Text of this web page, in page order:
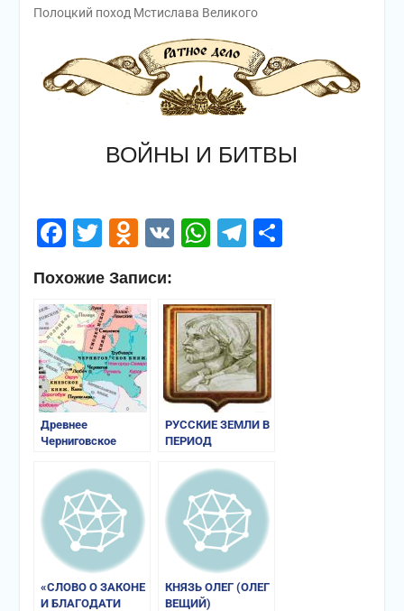
Полоцкий поход Мстислава Великого
ВОЙНЫ И БИТВЫ
Facebook
Twitter
Odnoklassniki
VKWhatsApp
Telegram
Похожие Записи:
Древнее
Черниговское
РУССКИЕ ЗЕМЛИ В
ПЕРИОД
ВСЕВОЛОДА
ЯРОСЛАВИЧА
«СЛОВО О ЗАКОНЕ
И БЛАГОДАТИ
КНЯЗЬ ОЛЕГ (ОЛЕГ
ВЕЩИЙ)